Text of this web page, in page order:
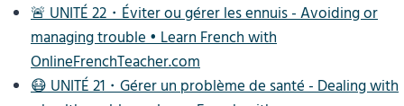
🚨 UNITÉ 22・Éviter ou gérer les ennuis - Avoiding or
managing trouble • Learn French with
OnlineFrenchTeacher.com
😷 UNITÉ 21・Gérer un problème de santé - Dealing with